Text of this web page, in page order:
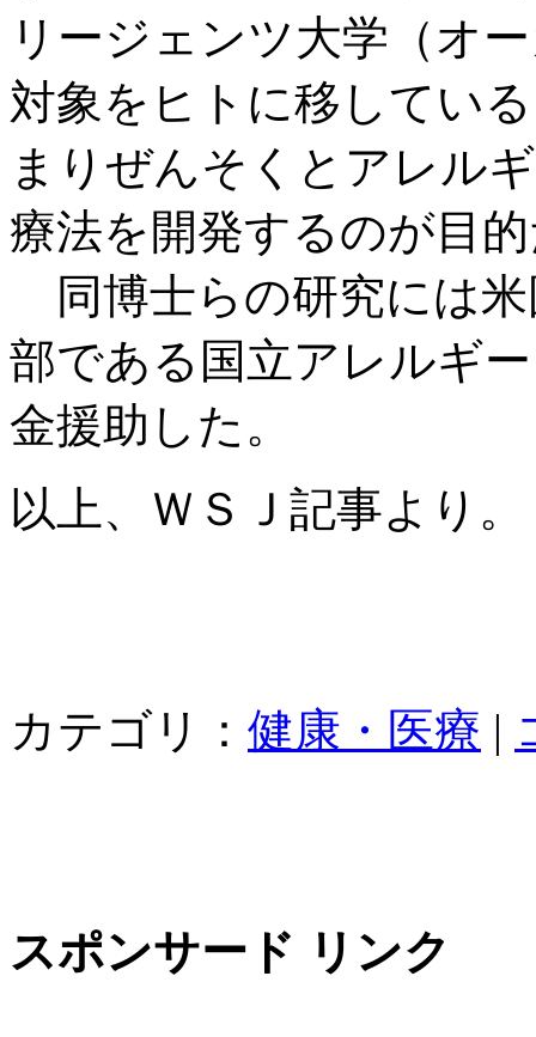
リージェンツ大学（オ
対象をヒトに移してい
まりぜんそくとアレル
療法を開発するのが目
同博士らの研究には米
部である国立アレルギ
金援助した。
以上、ＷＳＪ記事より。
カテゴリ： 健康・医療 |
スポンサード リンク